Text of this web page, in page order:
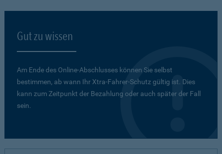
Gut zu wissen
Am Ende des Online-Abschlusses können Sie selbst
bestimmen, ab wann Ihr Xtra-Fahrer-Schutz gültig ist. Dies
kann zum Zeitpunkt der Bezahlung oder auch später der Fall
sein.